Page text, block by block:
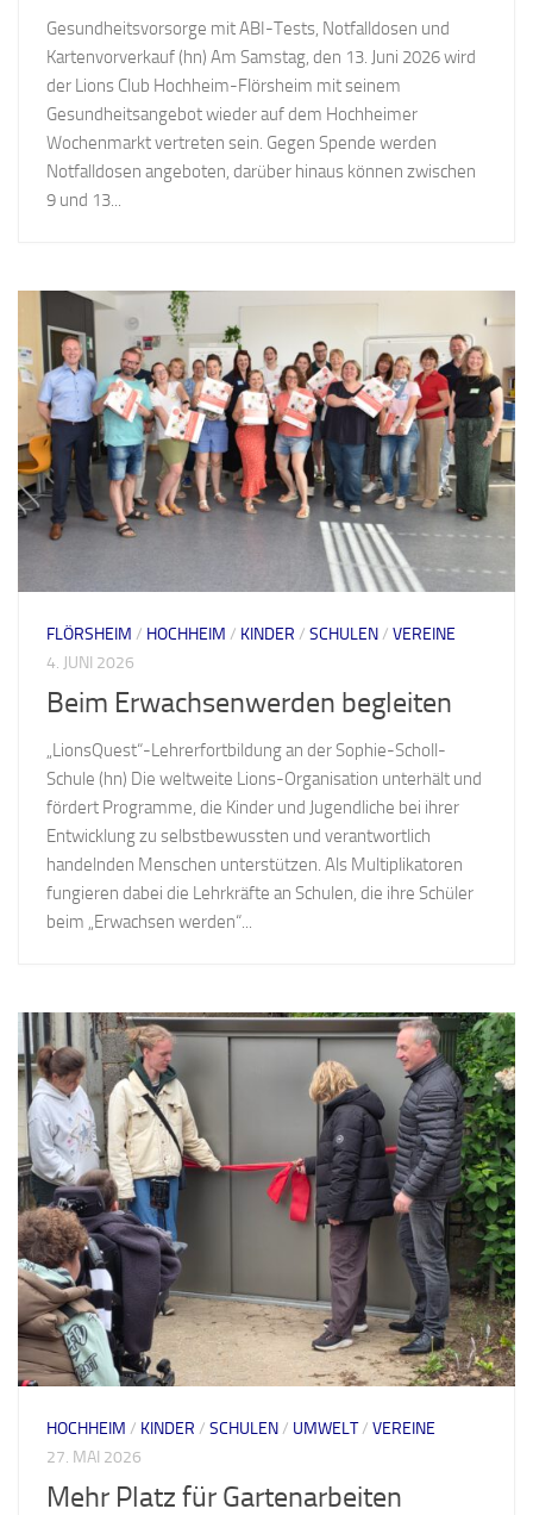
Gesundheitsvorsorge mit ABI-Tests, Notfalldosen und
Kartenvorverkauf (hn) Am Samstag, den 13. Juni 2026 wird
der Lions Club Hochheim-Flörsheim mit seinem
Gesundheitsangebot wieder auf dem Hochheimer
Wochenmarkt vertreten sein. Gegen Spende werden
Notfalldosen angeboten, darüber hinaus können zwischen
9 und 13...
FLÖRSHEIM / HOCHHEIM / KINDER / SCHULEN/ VEREINE
4. JUNI 2026
Beim Erwachsenwerden begleiten
„LionsQuest“-Lehrerfortbildung an der Sophie-Scholl-
Schule (hn) Die weltweite Lions-Organisation unterhält und
fördert Programme, die Kinder und Jugendliche bei ihrer
Entwicklung zu selbstbewussten und verantwortlich
handelnden Menschen unterstützen. Als Multiplikatoren
fungieren dabei die Lehrkräfte an Schulen, die ihre Schüler
beim „Erwachsen werden“...
HOCHHEIM / KINDER / SCHULEN/ UMWELT/ VEREINE
27. MAI 2026
Mehr Platz für Gartenarbeiten